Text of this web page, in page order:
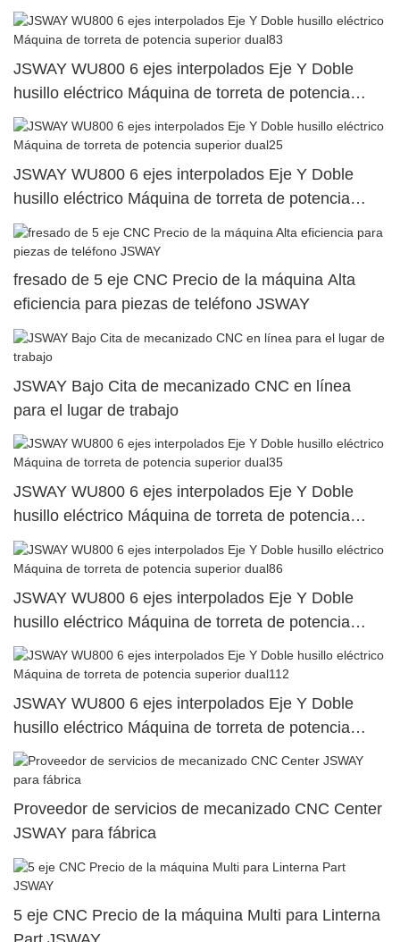
superior dual37
JSWAY WU800 6 ejes interpolados Eje Y Doble
husillo eléctrico Máquina de torreta de potencia
superior dual83
JSWAY WU800 6 ejes interpolados Eje Y Doble
husillo eléctrico Máquina de torreta de potencia
superior dual25
fresado de 5 eje CNC Precio de la máquina Alta
eficiencia para piezas de teléfono JSWAY
JSWAY Bajo Cita de mecanizado CNC en línea
para el lugar de trabajo
JSWAY WU800 6 ejes interpolados Eje Y Doble
husillo eléctrico Máquina de torreta de potencia
superior dual35
JSWAY WU800 6 ejes interpolados Eje Y Doble
husillo eléctrico Máquina de torreta de potencia
superior dual86
JSWAY WU800 6 ejes interpolados Eje Y Doble
husillo eléctrico Máquina de torreta de potencia
superior dual112
Proveedor de servicios de mecanizado CNC Center
JSWAY para fábrica
5 eje CNC Precio de la máquina Multi para Linterna